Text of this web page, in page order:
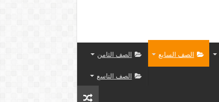
الصف السابع الصف الثامن
الصف التاسع